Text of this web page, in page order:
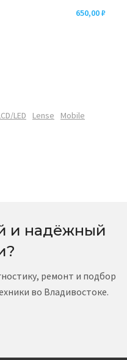
650,00₽
LED Lense
Mobile
и надёжный
ремонт и подбор
во Владивостоке.